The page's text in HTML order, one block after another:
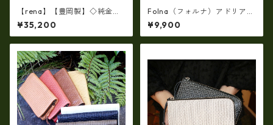
【rena】【豊岡製】◇純金箔
革製品・限定生産☆スペイン
牛革（仔牛革）手絞り＆オイ
ルレザー長財布 rj－0071【国
¥35,200
Folna（フォルナ）アドリアレ
ザー(イタリア“マストロット
社)ウォレットポーチ（日本
製） fo-2993890
¥9,900